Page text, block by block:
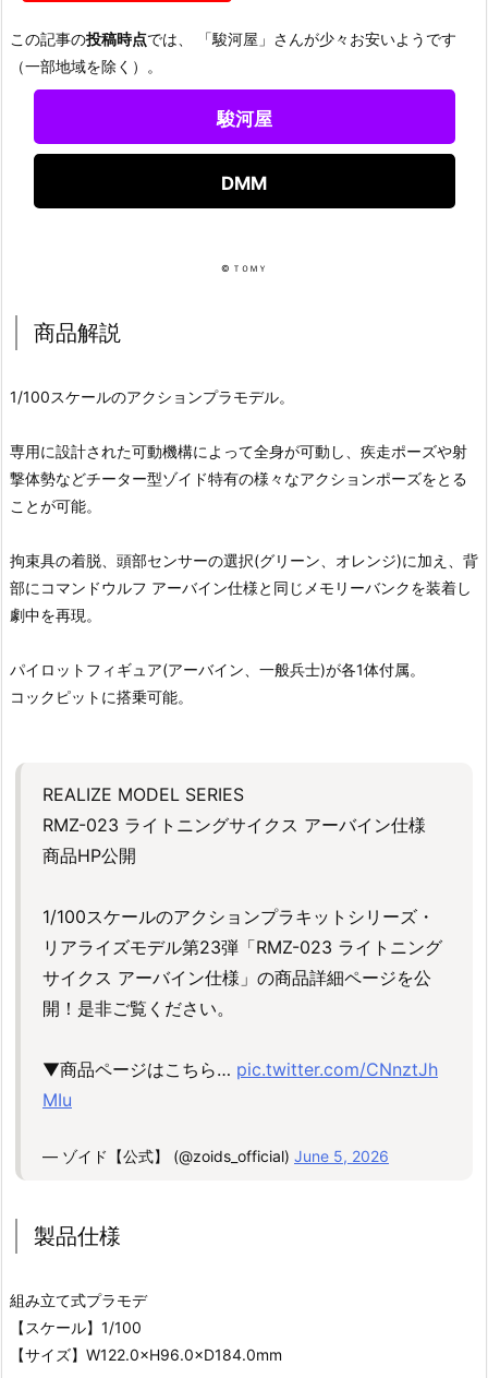
この記事の投稿時点では、 「駿河屋」さんが少々お安いようです
（一部地域を除く）。
駿河屋
DMM
© ＴＯＭＹ
商品解説
1/100スケールのアクションプラモデル。
専用に設計された可動機構によって全身が可動し、疾走ポーズや射
撃体勢などチーター型ゾイド特有の様々なアクションポーズをとる
ことが可能。
拘束具の着脱、頭部センサーの選択(グリーン、オレンジ)に加え、背
部にコマンドウルフ アーバイン仕様と同じメモリーバンクを装着し
劇中を再現。
パイロットフィギュア(アーバイン、一般兵士)が各1体付属。
コックピットに搭乗可能。
REALIZE MODEL SERIES
RMZ-023 ライトニングサイクス アーバイン仕様
商品HP公開
1/100スケールのアクションプラキットシリーズ・
リアライズモデル第23弾「RMZ-023 ライトニング
サイクス アーバイン仕様」の商品詳細ページを公
開！是非ご覧ください。
▼商品ページはこちら… pic.twitter.com/CNnztJh
MIu
— ゾイド【公式】 (@zoids_official) June 5, 2026
製品仕様
組み立て式プラモデ
【スケール】1/100
【サイズ】W122.0×H96.0×D184.0mm